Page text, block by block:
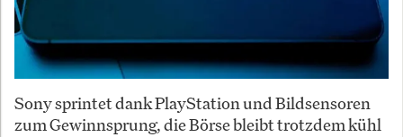
Sony sprintet dank PlayStation und Bildsensoren
zum Gewinnsprung, die Börse bleibt trotzdem kühl